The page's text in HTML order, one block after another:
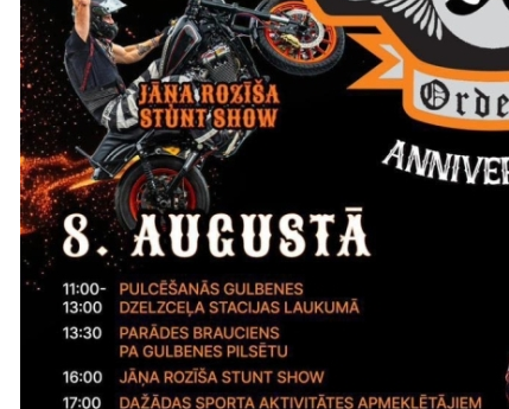
10404,00;
atzīt iepirkuma 2.daļā „Grants piegāde
„Latvijas autoceļu uzturētājs” Alūksnes
Lemums_2016_61.pdf